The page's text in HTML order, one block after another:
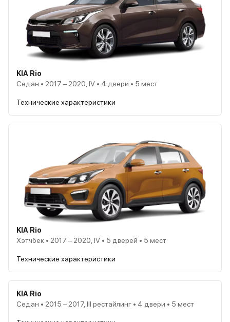
KIA Rio
Седан • 2017 – 2020, IV • 4 двери • 5 мест
Технические характеристики
KIA Rio
Хэтчбек • 2017 – 2020, IV • 5 дверей • 5 мест
Технические характеристики
KIA Rio
Седан • 2015 – 2017, III рестайлинг • 4 двери • 5 мест